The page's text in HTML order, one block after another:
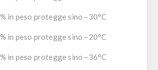
in peso protegge sino –30°C
in peso protegge sino –20°C
in peso protegge sino –36°C